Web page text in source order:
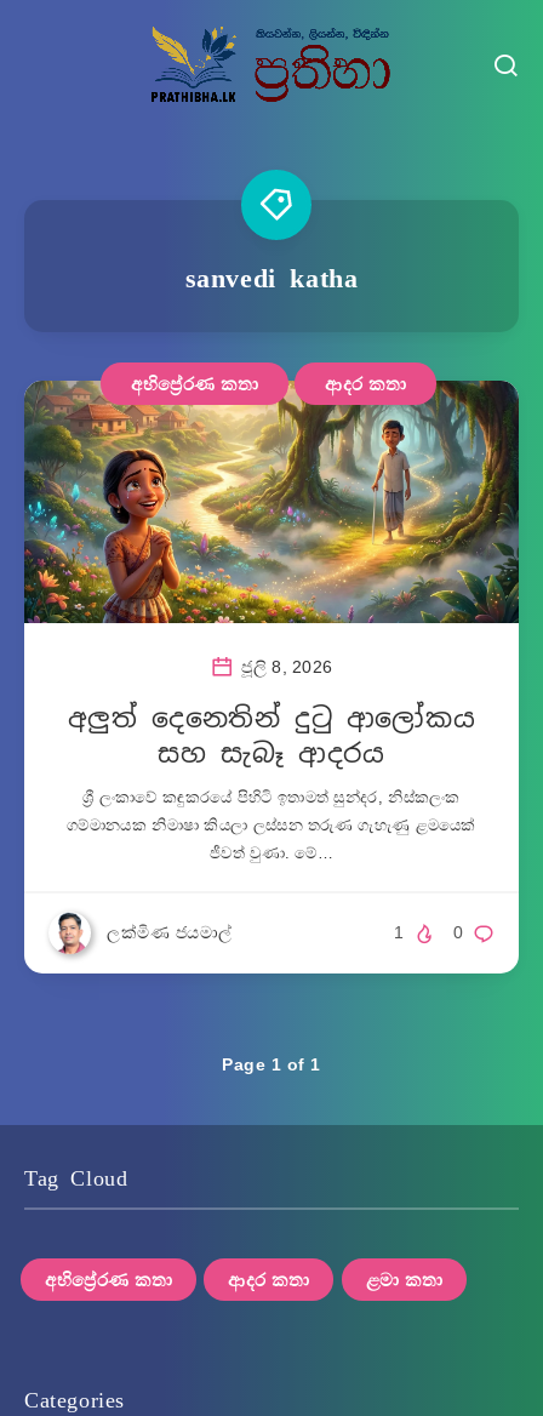
sanvedi katha
අභිප්‍රේරණ කතා ආදර කතා
ජූලි 8, 2026
අලුත් දෙනෙතින් දුටු ආලෝකය
සහ සැබෑ ආදරය
ශ්‍රී ලංකාවේ කඳුකරයේ පිහිටි ඉතාමත් සුන්දර, නිස්කලංක
ගම්මානයක නිමාෂා කියලා ලස්සන තරුණ ගැහැණු ළමයෙක්
ජීවත් වුණා. මේ…
ලක්මිණ ජයමාල් 0
1
Page 1 of 1
Tag Cloud
අභිප්‍රේරණ කතා ආදර කතා ළමා කතා
Categories